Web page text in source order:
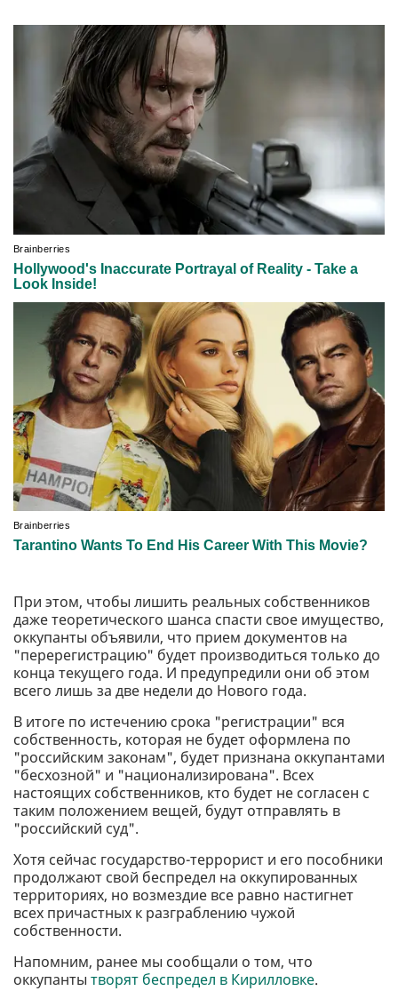
При этом, чтобы лишить реальных собственников
даже теоретического шанса спасти свое имущество,
оккупанты объявили, что прием документов на
"перерегистрацию" будет производиться только до
конца текущего года. И предупредили они об этом
всего лишь за две недели до Нового года.
В итоге по истечению срока "регистрации" вся
собственность, которая не будет оформлена по
"российским законам", будет признана оккупантами
"бесхозной" и "национализирована". Всех
настоящих собственников, кто будет не согласен с
таким положением вещей, будут отправлять в
"российский суд".
Хотя сейчас государство-террорист и его пособники
продолжают свой беспредел на оккупированных
территориях, но возмездие все равно настигнет
всех причастных к разграблению чужой
собственности.
Напомним, ранее мы сообщали о том, что
оккупанты творят беспредел в Кирилловке.